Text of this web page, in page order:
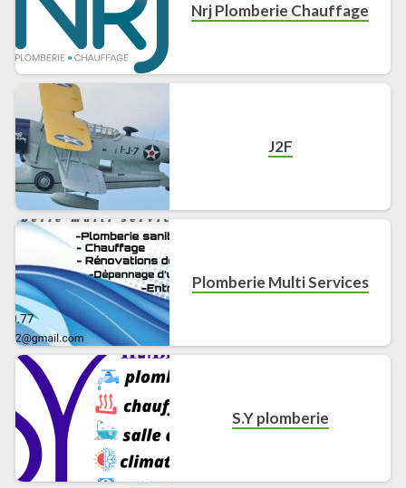
Nrj Plomberie Chauffage
J2F
Plomberie Multi Services
S.Y plomberie